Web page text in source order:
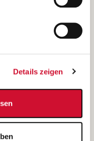
Details zeigen